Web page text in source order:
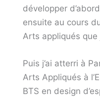
développer
ensuite au cours
Arts appliqués que
Puis j’ai atterri à
Arts Appliqués à
BTS en design